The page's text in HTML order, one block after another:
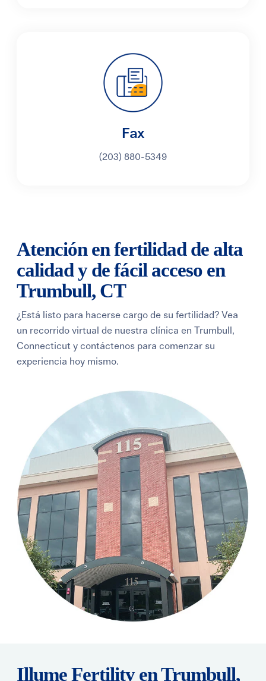
Fax
(203) 880-5349
Atención en fertilidad de alta
calidad y de fácil acceso en
Trumbull, CT
¿Está listo para hacerse cargo de su fertilidad? Vea
un recorrido virtual de nuestra clínica en Trumbull,
Connecticut y contáctenos para comenzar su
experiencia hoy mismo.
Illume Fertility en Trumbull,